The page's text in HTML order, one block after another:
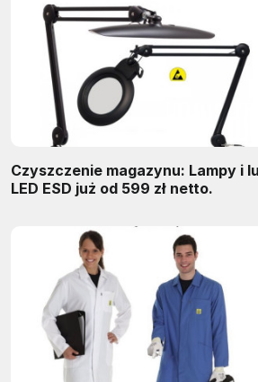
Czyszczenie magazynu: Lampy i
LED ESD już od 599 zł netto.